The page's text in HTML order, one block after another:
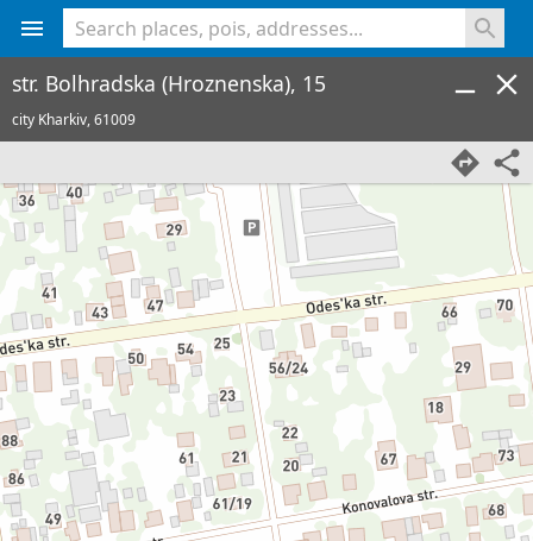
str. Bolhradska (Hroznenska), 15
city Kharkiv,61009
<% console.log(hcard) %>